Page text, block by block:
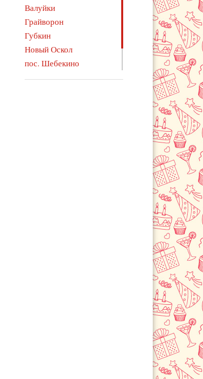
Валуйки
Грайворон
Губкин
Новый Оскол
пос. Шебекино
Прохоровка